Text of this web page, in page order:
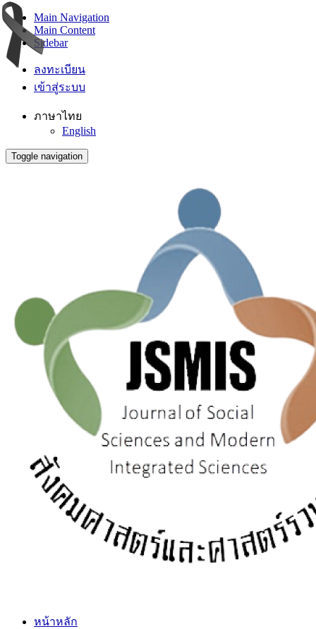
Main Navigation
Main Content
Sidebar
ลงทะเบียน
เข้าสู่ระบบ
ภาษาไทย
English
Toggle navigation
หน้าหลัก